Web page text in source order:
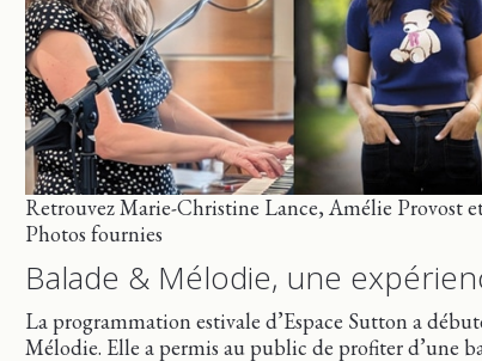
Retrouvez Marie-Christine Lance, Amélie Provost
Photos fournies
Balade & Mélodie, une
La programmation estivale d’Espace Sutton a
Mélodie. Elle a permis au public de profiter d’une